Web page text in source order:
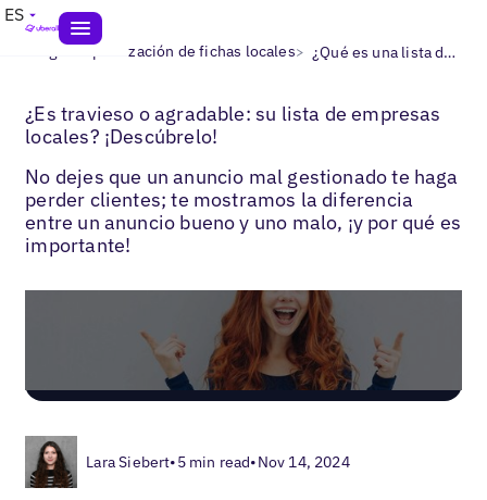
ES
Blogs> Optimización de fichas locales> ¿Qué es una lista de negocios?
¿Es travieso o agradable: su lista de empresas
locales? ¡Descúbrelo!
No dejes que un anuncio mal gestionado te haga
perder clientes; te mostramos la diferencia
entre un anuncio bueno y uno malo, ¡y por qué es
importante!
Lara Siebert•5 min read•Nov 14, 2024